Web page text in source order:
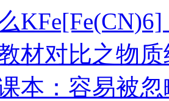
材对比之物
本：容易被